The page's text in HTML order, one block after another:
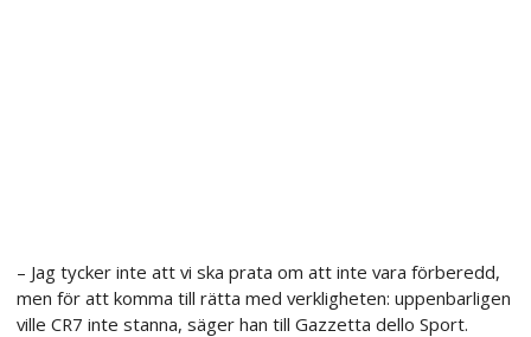
– Jag tycker inte att vi ska prata om att inte vara förberedd,
men för att komma till rätta med verkligheten: uppenbarligen
ville CR7 inte stanna, säger han till Gazzetta dello Sport.